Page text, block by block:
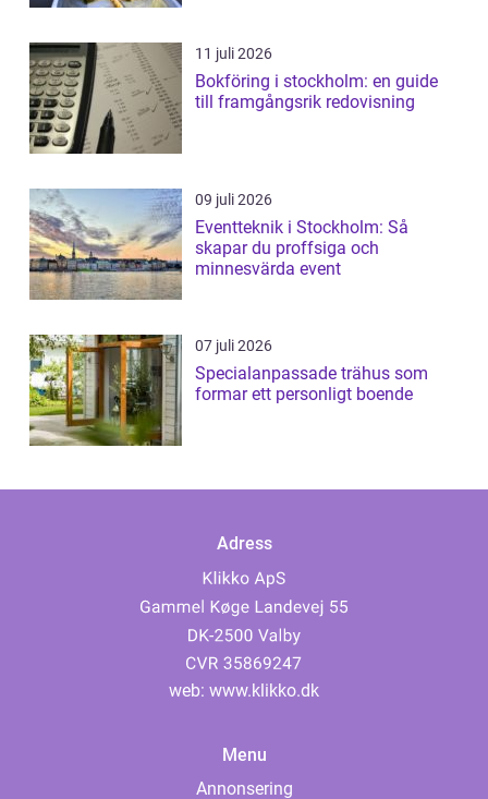
11 juli 2026
Bokföring i stockholm: en guide
till framgångsrik redovisning
09 juli 2026
Eventteknik i Stockholm: Så
skapar du proffsiga och
minnesvärda event
07 juli 2026
Specialanpassade trähus som
formar ett personligt boende
Adress
web: www.klikko.dk
Menu
Annonsering